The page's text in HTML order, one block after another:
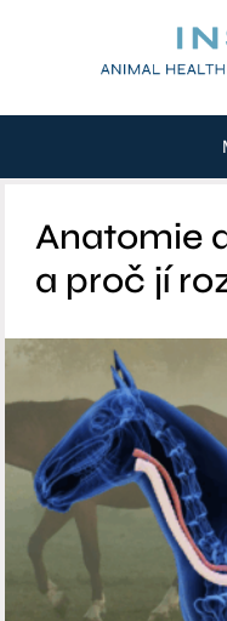
Anatomie
a proč jí